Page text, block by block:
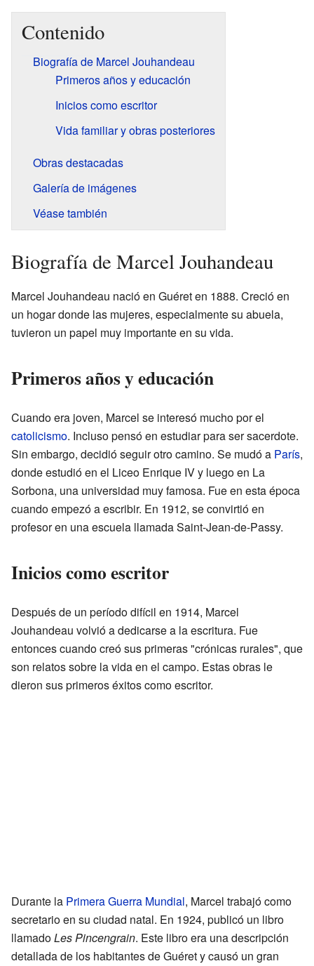
Contenido
Biografía de Marcel Jouhandeau
Primeros años y educación
Inicios como escritor
Vida familiar y obras posteriores
Obras destacadas
Galería de imágenes
Véase también
Biografía de Marcel Jouhandeau
Marcel Jouhandeau nació en Guéret en 1888. Creció en
un hogar donde las mujeres, especialmente su abuela,
tuvieron un papel muy importante en su vida.
Primeros años y educación
Cuando era joven, Marcel se interesó mucho por el
catolicismo. Incluso pensó en estudiar para ser sacerdote.
Sin embargo, decidió seguir otro camino. Se mudó a París,
donde estudió en el Liceo Enrique IV y luego en La
Sorbona, una universidad muy famosa. Fue en esta época
cuando empezó a escribir. En 1912, se convirtió en
profesor en una escuela llamada Saint-Jean-de-Passy.
Inicios como escritor
Después de un período difícil en 1914, Marcel
Jouhandeau volvió a dedicarse a la escritura. Fue
entonces cuando creó sus primeras "crónicas rurales", que
son relatos sobre la vida en el campo. Estas obras le
dieron sus primeros éxitos como escritor.
Durante la Primera Guerra Mundial, Marcel trabajó como
secretario en su ciudad natal. En 1924, publicó un libro
llamadoLes Pincengrain. Este libro era una descripción
detallada de los habitantes de Guéret y causó un gran